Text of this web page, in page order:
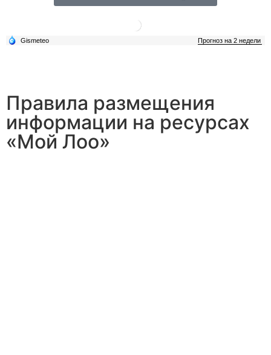
Правила размещения
информации на ресурсах
«Мой Лоо»